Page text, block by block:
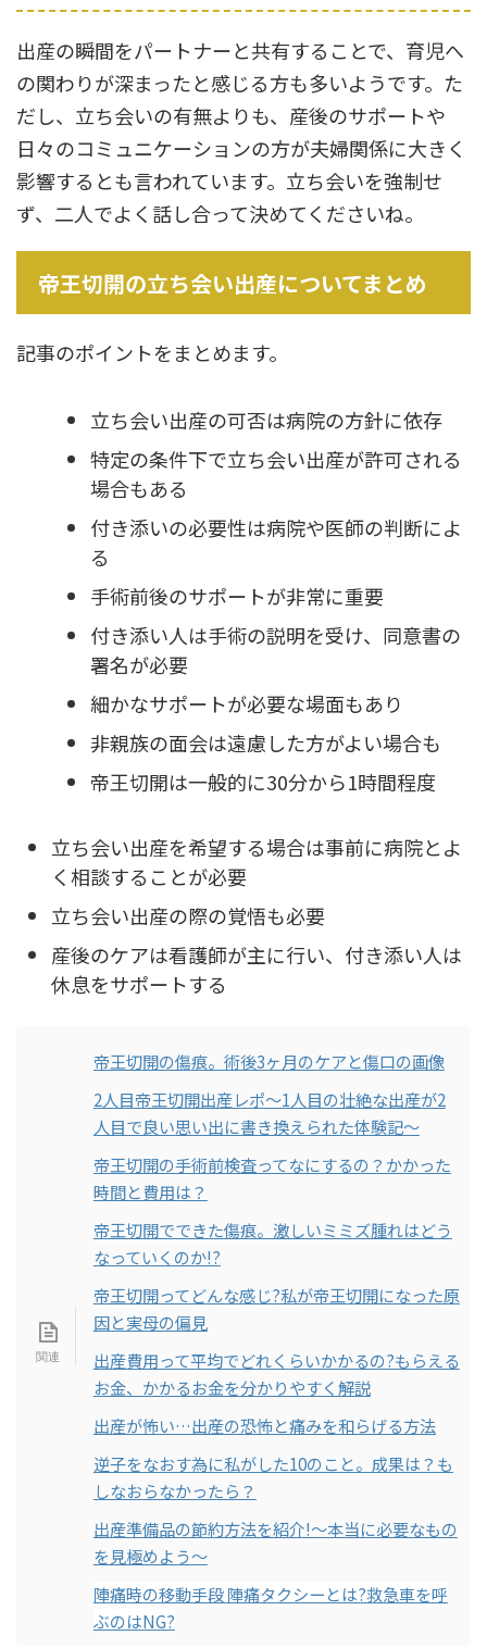
出産の瞬間をパートナーと共有することで、育児へ
の関わりが深まったと感じる方も多いようです。た
だし、立ち会いの有無よりも、産後のサポートや
日々のコミュニケーションの方が夫婦関係に大きく
影響するとも言われています。立ち会いを強制せ
ず、二人でよく話し合って決めてくださいね。
帝王切開の立ち会い出産についてまとめ
記事のポイントをまとめます。
立ち会い出産の可否は病院の方針に依存
特定の条件下で立ち会い出産が許可される
場合もある
付き添いの必要性は病院や医師の判断によ
る
手術前後のサポートが非常に重要
付き添い人は手術の説明を受け、同意書の
署名が必要
細かなサポートが必要な場面もあり
非親族の面会は遠慮した方がよい場合も
帝王切開は一般的に30分から1時間程度
立ち会い出産を希望する場合は事前に病院とよ
く相談することが必要
立ち会い出産の際の覚悟も必要
産後のケアは看護師が主に行い、付き添い人は
休息をサポートする
帝王切開の傷痕。術後3ヶ月のケアと傷口の画像
2人目帝王切開出産レポ～1人目の壮絶な出産が2
人目で良い思い出に書き換えられた体験記～
帝王切開の手術前検査ってなにするの？かかった
時間と費用は？
帝王切開でできた傷痕。激しいミミズ腫れはどう
なっていくのか!?
帝王切開ってどんな感じ?私が帝王切開になった原
因と実母の偏見
出産費用って平均でどれくらいかかるの?もらえる
お金、かかるお金を分かりやすく解説
出産が怖い…出産の恐怖と痛みを和らげる方法
逆子をなおす為に私がした10のこと。成果は？も
しなおらなかったら？
出産準備品の節約方法を紹介!～本当に必要なもの
を見極めよう～
陣痛時の移動手段 陣痛タクシーとは?救急車を呼
ぶのはNG?